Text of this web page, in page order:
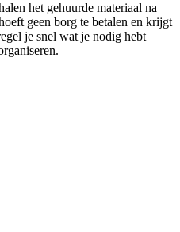
het gehuurde materiaal na
geen borg te betalen en krijgt
je snel wat je nodig hebt